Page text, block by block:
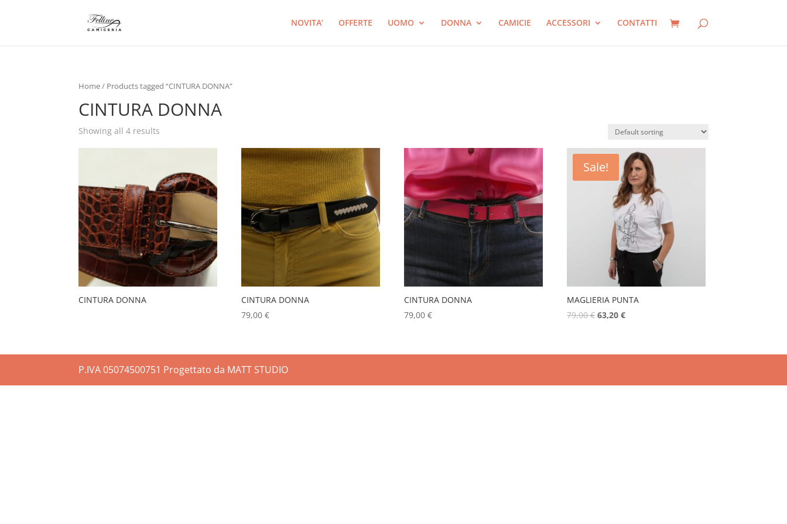
NOVITA’ OFFERTE UOMO DONNA CAMICIE ACCESSORI CONTATTI
Home/ Products tagged “CINTURA DONNA”
CINTURA DONNA
Showing all 4 results
CINTURA DONNA
CINTURA DONNA
79,00€
CINTURA DONNA
79,00€
Sale!
MAGLIERIA PUNTA
79,00€ 63,20€
P.IVA 05074500751 Progettato da MATT STUDIO